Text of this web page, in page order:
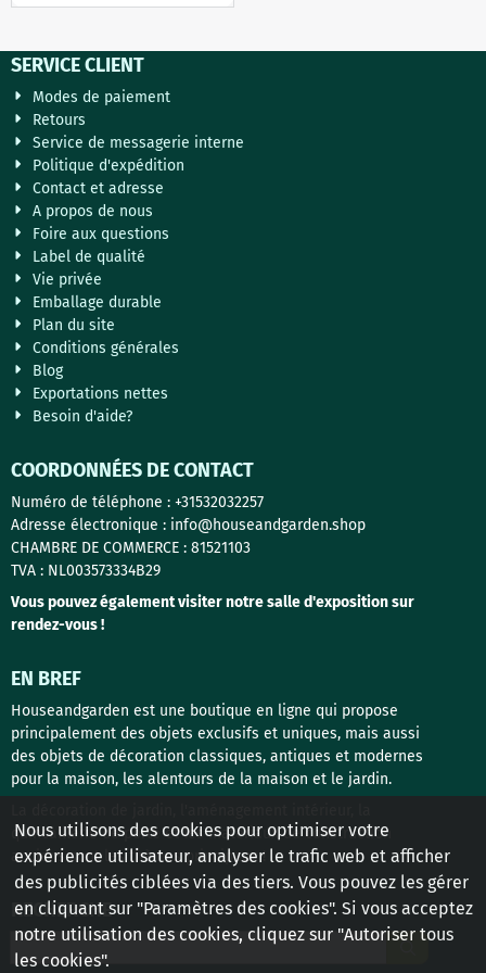
SERVICE CLIENT
Modes de paiement
Retours
Service de messagerie interne
Politique d'expédition
Contact et adresse
A propos de nous
Foire aux questions
Label de qualité
Vie privée
Emballage durable
Plan du site
Conditions générales
Blog
Exportations nettes
Besoin d'aide?
COORDONNÉES DE CONTACT
Numéro de téléphone : +31532032257
Adresse électronique : info@houseandgarden.shop
CHAMBRE DE COMMERCE : 81521103
TVA : NL003573334B29
Vous pouvez également visiter notre salle d'exposition sur
rendez-vous !
EN BREF
Houseandgarden est une boutique en ligne qui propose
principalement des objets exclusifs et uniques, mais aussi
des objets de décoration classiques, antiques et modernes
pour la maison, les alentours de la maison et le jardin.
quincaillerie de porte et les matériaux de construction
anciens sont les thèmes principaux !
RECHERCHE
Rechercher
Nous utilisons des cookies pour optimiser votre
expérience utilisateur, analyser le trafic web et afficher
des publicités ciblées via des tiers. Vous pouvez les gérer
en cliquant sur "Paramètres des cookies". Si vous acceptez
notre utilisation des cookies, cliquez sur "Autoriser tous
les cookies".